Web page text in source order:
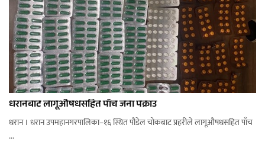
धरानबाट लागूऔषधसहित पाँच जना पक्राउ
धरान । धरान उपमहानगरपालिका–१६ स्थित पौडेल चोकबाट प्रहरीले लागूऔषधसहित पाँच
...